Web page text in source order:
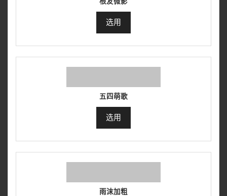
选用
五四萌歌
选用
雨沫加粗